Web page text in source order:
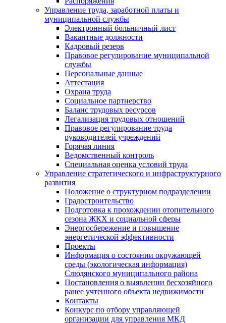
Управление труда, заработной платы и
муниципальной службы
Электронный больничный лист
Вакантные должности
Кадровый резерв
Правовое регулирование муниципальной
службы
Персональные данные
Аттестация
Охрана труда
Социальное партнерство
Баланс трудовых ресурсов
Легализация трудовых отношений
Правовое регулирование труда
руководителей учреждений
Горячая линия
Ведомственный контроль
Специальная оценка условий труда
Управление стратегического и инфраструктурного
развития
Положение о структурном подразделении
Градостроительство
Подготовка к прохождении отопительного
сезона ЖКХ и социальной сферы
Энергосбережение и повышение
энергетической эффективности
Проекты
Информация о состоянии окружающей
среды (экологическая информация)
Слюдянского муниципального района
Постановления о выявлении бесхозяйного
ранее учтенного объекта недвижимости
Контакты
Конкурс по отбору управляющей
организации для управления МКД